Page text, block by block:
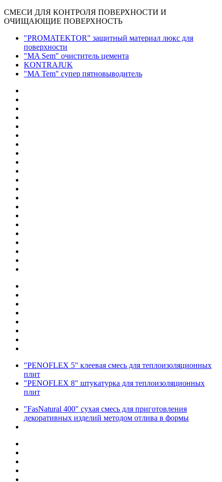
СМЕСИ ДЛЯ КОНТРОЛЯ ПОВЕРХНОСТИ И
ОЧИЩАЮЩИЕ ПОВЕРХНОСТЬ
"PROMATEKTOR" защитный материал люкс для
поверхности
"MA Sem" очиститель цемента
KONTRAJUK
"MA Tem" супер пятновыводитель
"PENOFLEX 5" клеевая смесь для теплоизоляционных
плит
"PENOFLEX 8" штукатурка для теплоизоляционных
плит
"FasNatural 400" сухая смесь для приготовления
декоративных изделий методом отлива в формы